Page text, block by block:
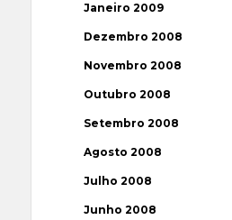
Janeiro 2009
Dezembro 2008
Novembro 2008
Outubro 2008
Setembro 2008
Agosto 2008
Julho 2008
Junho 2008